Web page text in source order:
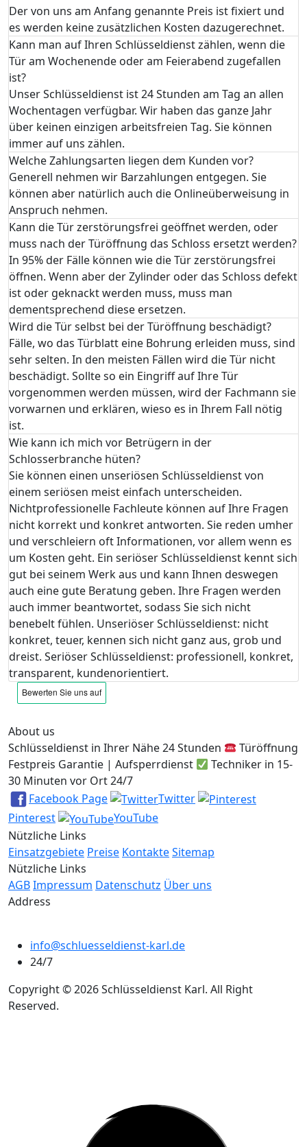
Der von uns am Anfang genannte Preis ist fixiert und
es werden keine zusätzlichen Kosten dazugerechnet.
Kann man auf Ihren Schlüsseldienst zählen, wenn die
Tür am Wochenende oder am Feierabend zugefallen
ist?
Unser Schlüsseldienst ist 24 Stunden am Tag an allen
Wochentagen verfügbar. Wir haben das ganze Jahr
über keinen einzigen arbeitsfreien Tag. Sie können
immer auf uns zählen.
Welche Zahlungsarten liegen dem Kunden vor?
Generell nehmen wir Barzahlungen entgegen. Sie
können aber natürlich auch die Onlineüberweisung in
Anspruch nehmen.
Kann die Tür zerstörungsfrei geöffnet werden, oder
muss nach der Türöffnung das Schloss ersetzt werden?
In 95% der Fälle können wie die Tür zerstörungsfrei
öffnen. Wenn aber der Zylinder oder das Schloss defekt
ist oder geknackt werden muss, muss man
dementsprechend diese ersetzen.
Wird die Tür selbst bei der Türöffnung beschädigt?
Fälle, wo das Türblatt eine Bohrung erleiden muss, sind
sehr selten. In den meisten Fällen wird die Tür nicht
beschädigt. Sollte so ein Eingriff auf Ihre Tür
vorgenommen werden müssen, wird der Fachmann sie
vorwarnen und erklären, wieso es in Ihrem Fall nötig
ist.
Wie kann ich mich vor Betrügern in der
Schlosserbranche hüten?
Sie können einen unseriösen Schlüsseldienst von
einem seriösen meist einfach unterscheiden.
Nichtprofessionelle Fachleute können auf Ihre Fragen
nicht korrekt und konkret antworten. Sie reden umher
und verschleiern oft Informationen, vor allem wenn es
um Kosten geht. Ein seriöser Schlüsseldienst kennt sich
gut bei seinem Werk aus und kann Ihnen deswegen
auch eine gute Beratung geben. Ihre Fragen werden
auch immer beantwortet, sodass Sie sich nicht
benebelt fühlen. Unseriöser Schlüsseldienst: nicht
konkret, teuer, kennen sich nicht ganz aus, grob und
dreist. Seriöser Schlüsseldienst: professionell, konkret,
transparent, kundenorientiert.
About us
Schlüsseldienst in Ihrer Nähe 24 Stunden
Türöffnung
Festpreis Garantie | Aufsperrdienst
Techniker in 15-
30 Minuten vor Ort 24/7
Facebook Page
Twitter
Pinterest
YouTube
Nützliche Links
Einsatzgebiete Preise KontakteSitemap
Nützliche Links
AGBImpressum Datenschutz Über uns
Address
info@schluesseldienst-karl.de
24/7
Copyright © 2026 Schlüsseldienst Karl. All Right
Reserved.